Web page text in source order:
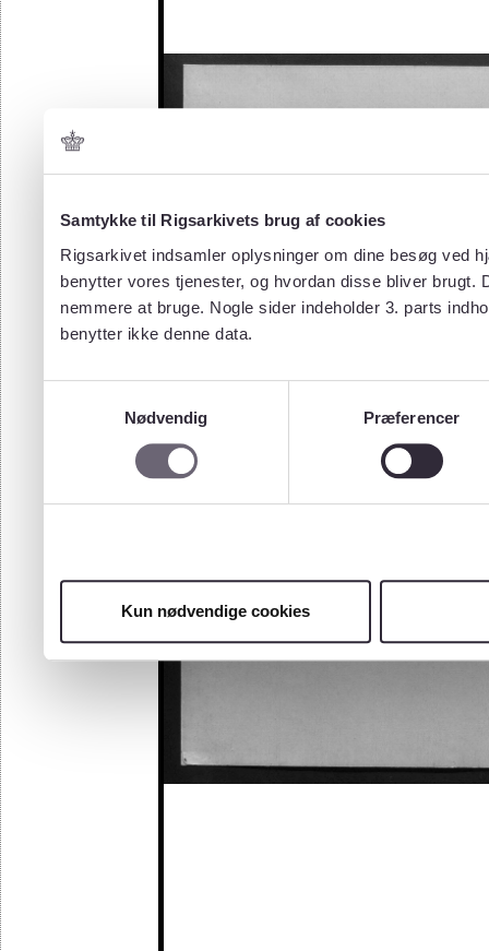
Samtykke til Rigsarkivets brug af cookies
Rigsarkivet indsamler oplysninger om dine besøg ved
benytter vores tjenester, og hvordan disse bliver
nemmere at bruge. Nogle sider indeholder 3. parts
benytter ikke denne data.
Nødvendig
Præferencer
Kun nødvendige cookies